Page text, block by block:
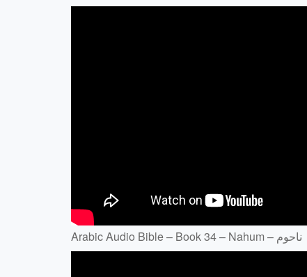
Arabic Audio Bible – Book 34 – Nahum – ناحوم